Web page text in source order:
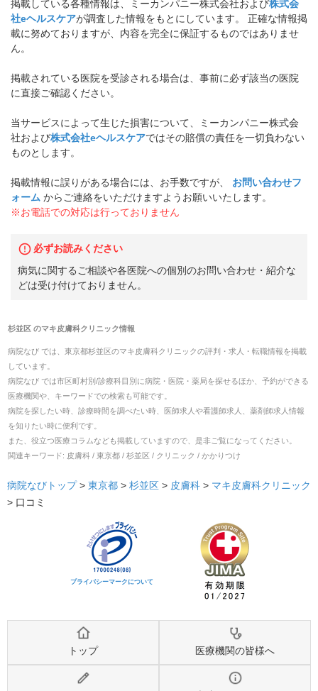
掲載している各種情報は、ミーカンパニー株式会社および株式会
社eヘルスケアが調査した情報をもとにしています。 正確な情報掲
載に努めておりますが、内容を完全に保証するものではありませ
ん。
掲載されている医院を受診される場合は、事前に必ず該当の医院
に直接ご確認ください。
当サービスによって生じた損害について、ミーカンパニー株式会
社および株式会社eヘルスケアではその賠償の責任を一切負わない
ものとします。
掲載情報に誤りがある場合には、お手数ですが、
お問い合わせフ
ォーム からご連絡をいただけますようお願いいたします。
※お電話での対応は行っておりません
必ずお読みください
病気に関するご相談や各医院への個別のお問い合わせ・紹介な
どは受け付けておりません。
杉並区のマキ皮膚科クリニック情報
病院なび では、 東京都杉並区のマキ皮膚科クリニックの評判・求人・転職情報を掲載
しています。
病院なび では市区町村別/診療科目別に病院・医院・薬局を探せるほか、予約ができる
医療機関や、キーワードでの検索も可能です。
病院を探したい時、診療時間を調べたい時、医師求人や看護師求人、薬剤師求人情報
を知りたい時に便利です。
また、役立つ医療コラムなども掲載していますので、是非ご覧になってください。
関連キーワード: 皮膚科 / 東京都 / 杉並区 / クリニック / かかりつけ
病院なびトップ > 東京都 > 杉並区 > 皮膚科 > マキ皮膚科クリニック
> 口コミ
プライバシーマークについて
トップ 医療機関の皆様へ